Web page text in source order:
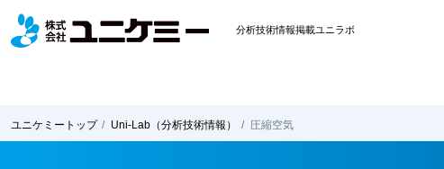
分析技術情報掲載ユニラボ
ユニケミー トップ Uni-Lab （分析技術情報） 圧縮空気